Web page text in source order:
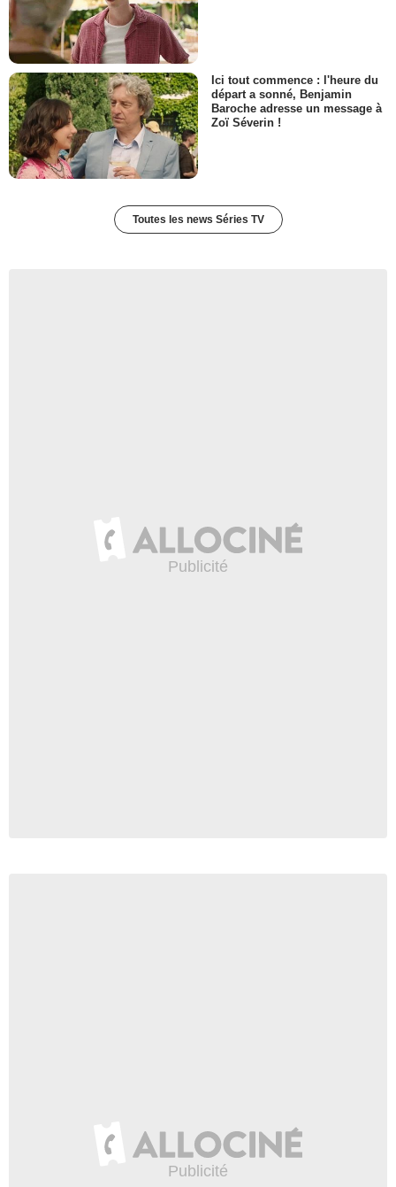
Ici tout commence : l'heure du
départ a sonné, Benjamin
Baroche adresse un message à
Zoï Séverin !
Toutes les news Séries TV